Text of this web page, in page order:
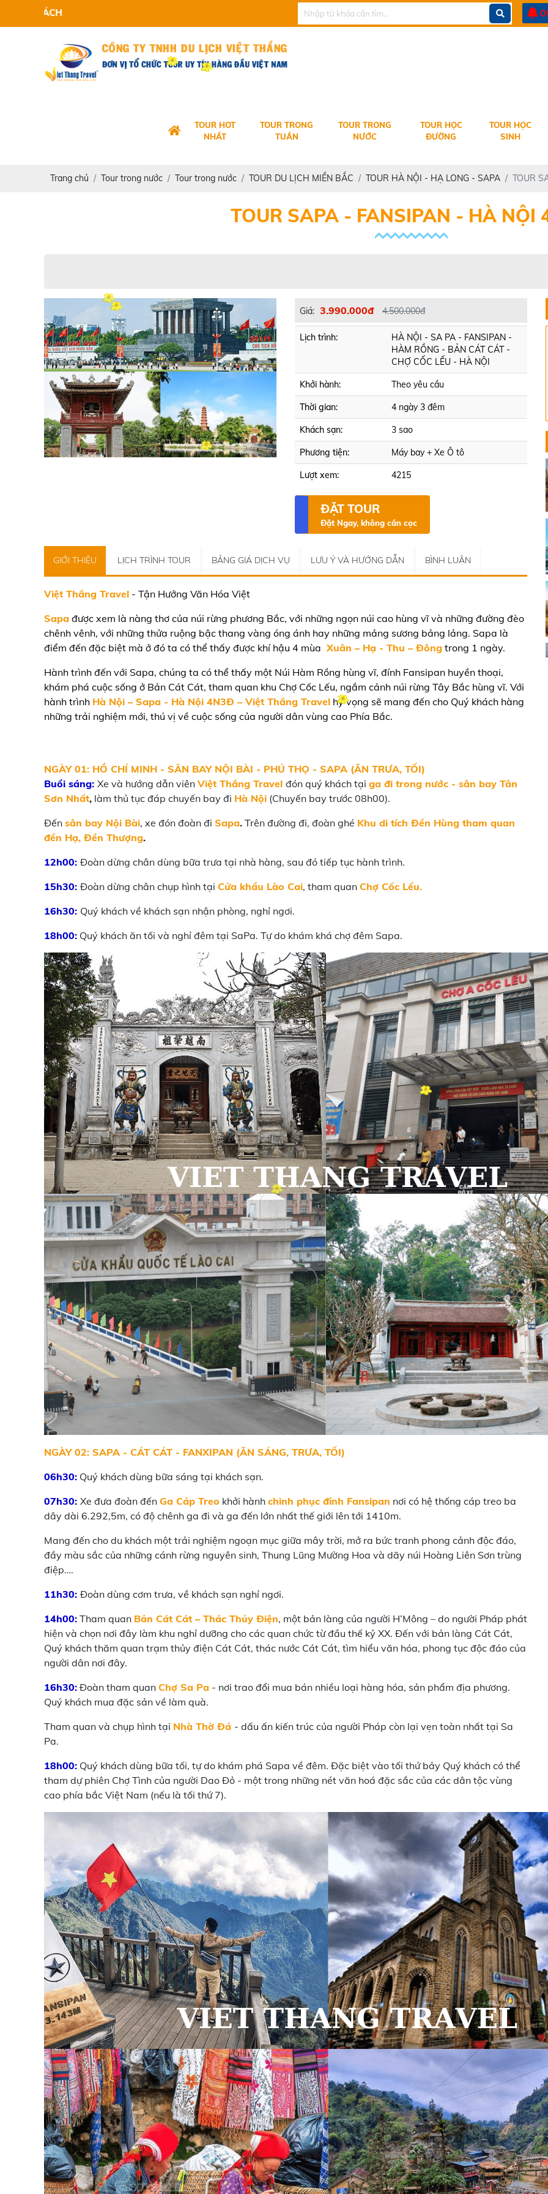
VIET THANG TRAVEL KÍNH CHÀO QUÝ KHÁCH
TOUR HOT
NHẤT
TOUR TRONG
TUẦN
TOUR TRONG
NƯỚC
TOUR HỌC
ĐƯỜNG
TOUR HỌC
SINH
Trang chủ Tour trong nước Tour trong nước TOUR DU LỊCH MIỀN BẮC TOUR HÀ NỘI - HẠ LONG - SAPA TOUR
TOUR SAPA - FANSIPAN - HÀ NỘI
Giá: 3.990.000đ 4.500.000đ
Lịch trình:
HÀ NỘI - SA PA - FANSIPAN -
HÀM RỒNG - BẢN CÁT CÁT -
CHỢ CỐC LẾU - HÀ NỘI
Khởi hành: Theo yêu cầu
Thời gian: 4 ngày 3 đêm
Khách sạn: 3 sao
Phương tiện: Máy bay + Xe Ô tô
Lượt xem: 4215
ĐẶT TOUR
Đặt Ngay, không cần cọc
GIỚI THIỆU LỊCH TRÌNH TOUR BẢNG GIÁ DỊCH VỤ LƯU Ý VÀ HƯỚNG DẪN BÌNH LUẬN
Việt Thắng Travel - Tận Hưởng Văn Hóa Việt
Sapa được xem là nàng thơ của núi rừng phương Bắc, với những ngọn núi cao hùng vĩ và những đường đèo
chênh vênh, với những thửa ruộng bậc thang vàng óng ánh hay những mảng sương bảng lảng. Sapa là
điểm đến đặc biệt mà ở đó ta có thể thấy được khí hậu 4 mùa Xuân – Hạ - Thu – Đông trong 1 ngày.
Hành trình đến với Sapa, chúng ta có thể thấy một Núi Hàm Rồng hùng vĩ, đính Fansipan huyền thoại,
khám phá cuộc sống ở Bản Cát Cát, tham quan khu Chợ Cốc Lếu, ngắm cảnh núi rừng Tây Bắc hùng vĩ. Với
hành trình Hà Nội – Sapa - Hà Nội 4N3Đ – Việt Thắng Travel hy vọng sẽ mang đến cho Quý khách hàng
những trải nghiệm mới, thú vị về cuộc sống của người dân vùng cao Phía Bắc.
NGÀY 01: HỒ CHÍ MINH - SÂN BAY NỘI BÀI - PHÚ THỌ - SAPA (ĂN TRƯA, TỐI)
Buổi sáng: Xe và hướng dẫn viên Việt Thắng Travel đón quý khách tại ga đi trong nước - sân bay Tân
Sơn Nhất, làm thủ tục đáp chuyến bay đi Hà Nội (Chuyến bay trước 08h00).
Đến sân bay Nội Bài, xe đón đoàn đi Sapa. Trên đường đi, đoàn ghé Khu di tích Đền Hùng tham quan
đền Hạ, Đền Thượng.
12h00: Đoàn dừng chân dùng bữa trưa tại nhà hàng, sau đó tiếp tục hành trình.
15h30: Đoàn dừng chân chụp hình tại Cửa khẩu Lào Cai, tham quan Chợ Cốc Lếu.
16h30: Quý khách về khách sạn nhận phòng, nghỉ ngơi.
18h00: Quý khách ăn tối và nghỉ đêm tại SaPa. Tự do khám khá chợ đêm Sapa.
NGÀY 02: SAPA - CÁT CÁT - FANXIPAN (ĂN SÁNG, TRƯA, TỐI)
06h30: Quý khách dùng bữa sáng tại khách sạn.
07h30: Xe đưa đoàn đến Ga Cáp Treo khởi hành chinh phục đỉnh Fansipan nơi có hệ thống cáp treo ba
dây dài 6.292,5m, có độ chênh ga đi và ga đến lớn nhất thế giới lên tới 1410m.
Mang đến cho du khách một trải nghiệm ngoạn mục giữa mây trời, mở ra bức tranh phong cảnh độc đáo,
đầy màu sắc của những cánh rừng nguyên sinh, Thung Lũng Mường Hoa và dãy núi Hoàng Liên Sơn trùng
điệp….
11h30: Đoàn dùng cơm trưa, về khách sạn nghỉ ngơi.
14h00: Tham quan Bản Cát Cát – Thác Thủy Điện, một bản làng của người H’Mông – do người Pháp phát
hiện và chọn nơi đây làm khu nghỉ dưỡng cho các quan chức từ đầu thế kỷ XX. Đến với bản làng Cát Cát,
Quý khách thăm quan trạm thủy điện Cát Cát, thác nước Cát Cát, tìm hiểu văn hóa, phong tục độc đáo của
người dân nơi đây.
16h30: Đoàn tham quan Chợ Sa Pa - nơi trao đổi mua bán nhiều loại hàng hóa, sản phẩm địa phương.
Quý khách mua đặc sản về làm quà.
Tham quan và chụp hình tại Nhà Thờ Đá - dấu ấn kiến trúc của người Pháp còn lại vẹn toàn nhất tại Sa
Pa.
18h00: Quý khách dùng bữa tối, tự do khám phá Sapa về đêm. Đặc biệt vào tối thứ bảy Quý khách có thể
tham dự phiên Chợ Tình của người Dao Đỏ - một trong những nét văn hoá đặc sắc của các dân tộc vùng
cao phía bắc Việt Nam (nếu là tối thứ 7).